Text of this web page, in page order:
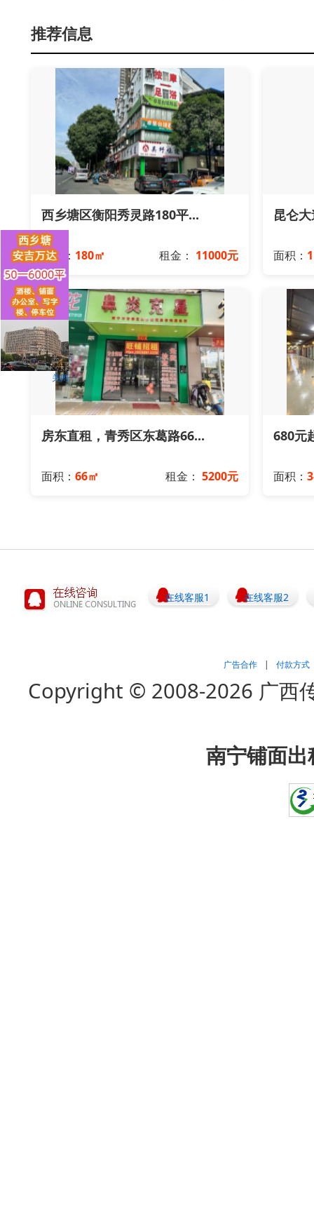
推荐信息
西乡塘区衡阳秀灵路180平...
面积： 180㎡ 租金： 11000元
昆仑
面积：
房东直租，青秀区东葛路66...
面积： 66㎡ 租金： 5200元
680元
面积：
在线客服1 在线客服2
广告合作 | 付款方式
Copyright © 2008-2026 广西
南宁铺面出
关闭